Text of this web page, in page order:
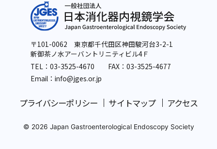
〒101-0062 東京都千代田区神田駿河台3-2-1
新御茶ノ水アーバントリニティビル4Ｆ
TEL：03-3525-4670 FAX：03-3525-4677
Email：info@jges.or.jp
プライバシーポリシー サイトマップ アクセス
© 2026 Japan Gastroenterological Endoscopy Society